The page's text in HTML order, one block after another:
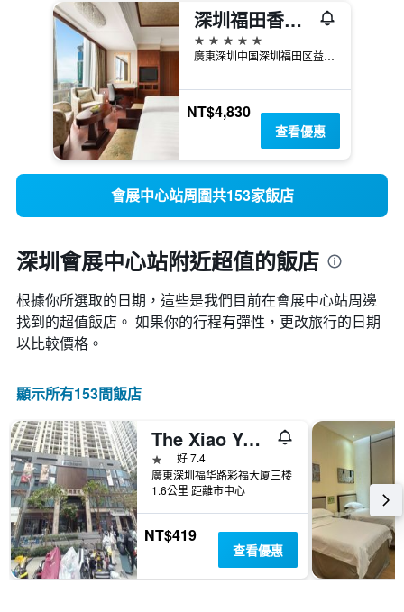
深圳福田香格里拉
5星級
廣東深圳中国深圳福田区益田路4088号邮政编码
NT$4,830
查看優惠
會展中心站周圍共153家飯店
深圳會展中心站附近超值的飯店
根據你所選取的日期，這些是我們目前在會展中心站​周邊
找到的超值​飯店。 如果你的行程有彈性，更改旅行的日期
以比較價格。
顯示所有153間飯店
The Xiao Youzi Capsule Hostel
1星級好 7.4
廣東深圳福华路彩福大厦三楼
1.6公里 距離市中心
NT$419
查看優惠